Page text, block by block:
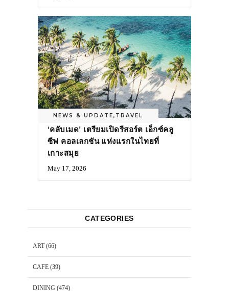
NEWS & UPDATE, TRAVEL
‘คลับเมด’ เตรียมเปิดรีสอร์ต เอ็กซ์คลู
ซีฟ คอลเลกชัน แห่งแรกในไทยที่
เกาะสมุย
May 17, 2026
CATEGORIES
ART(66)
CAFE (39)
DINING (474)